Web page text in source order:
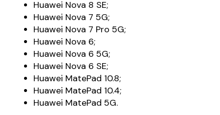
Huawei Nova 8 SE;
Huawei Nova 7 5G;
Huawei Nova 7 Pro 5G;
Huawei Nova 6;
Huawei Nova 6 5G;
Huawei Nova 6 SE;
Huawei MatePad 10.8;
Huawei MatePad 10.4;
Huawei MatePad 5G.